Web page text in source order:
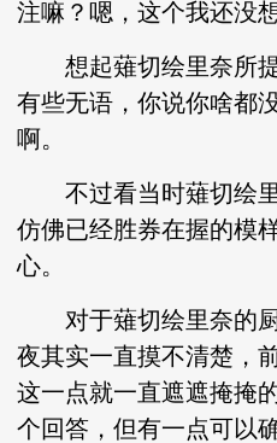
注嘛？嗯，这个我还没
想起薙切绘里奈所提
有些无语，你说你啥都
啊。
不过看当时薙切绘里
仿佛已经胜券在握的模
心。
对于薙切绘里奈的厨
夜其实一直摸不清楚，
这一点就一直遮遮掩掩
个回答，但有一点可以